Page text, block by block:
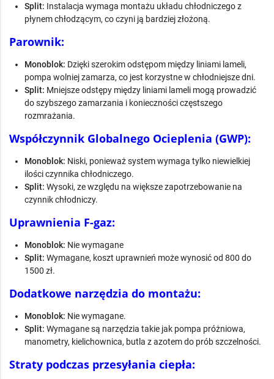
Split: Instalacja wymaga montażu układu chłodniczego z
płynem chłodzącym, co czyni ją bardziej złożoną.
Parownik:
Monoblok: Dzięki szerokim odstępom między liniami lameli,
pompa wolniej zamarza, co jest korzystne w chłodniejsze dni.
Split: Mniejsze odstępy między liniami lameli mogą prowadzić
do szybszego zamarzania i konieczności częstszego
rozmrażania.
Współczynnik Globalnego Ocieplenia (GWP):
Monoblok: Niski, ponieważ system wymaga tylko niewielkiej
ilości czynnika chłodniczego.
Split: Wysoki, ze względu na większe zapotrzebowanie na
czynnik chłodniczy.
Uprawnienia F-gaz:
Monoblok: Nie wymagane
Split: Wymagane, koszt uprawnień może wynosić od 800 do
1500 zł.
Dodatkowe narzędzia do montażu:
Monoblok: Nie wymagane.
Split: Wymagane są narzędzia takie jak pompa próżniowa,
manometry, kielichownica, butla z azotem do prób szczelności.
Straty podczas przesyłania ciepła: